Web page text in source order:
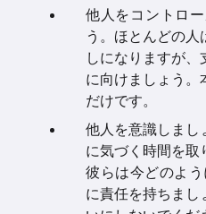
他人をコントロ
う。ほとんどの
しになりますが
に向けましょう。
だけです。
他人を意識しまし
に気づく時間を取
彼らは今どのよ
に責任を持ちまし